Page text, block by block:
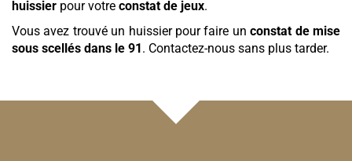
huissier pour votre constat de jeux.
Vous avez trouvé un huissier pour faire unconstat de mise
sous scellés dans le 91 . Contactez-nous sans plus tarder.